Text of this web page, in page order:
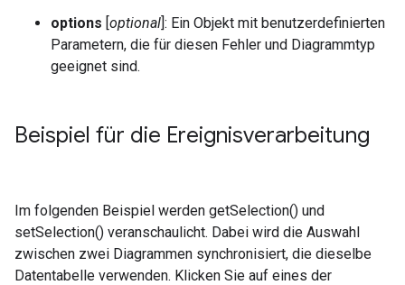
options [optional]: Ein Objekt mit benutzerdefinierten
Parametern, die für diesen Fehler und Diagrammtyp
geeignet sind.
Beispiel für die Ereignisverarbeitung
Im folgenden Beispiel werden getSelection() und
setSelection() veranschaulicht. Dabei wird die Auswahl
zwischen zwei Diagrammen synchronisiert, die dieselbe
Datentabelle verwenden. Klicken Sie auf eines der